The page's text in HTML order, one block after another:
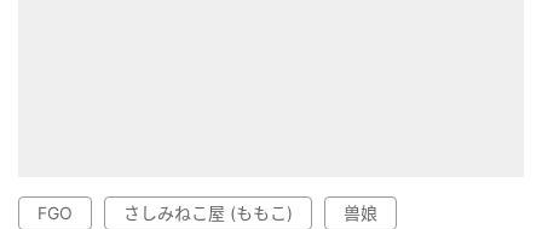
FGO さしみねこ屋 (ももこ)
兽娘